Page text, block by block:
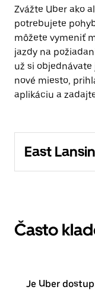
Zvážte Uber ako
potrebujete
môžete vymeniť
jazdy na
už si
nové miesto,
aplikáciu a
East
Často
Je Uber